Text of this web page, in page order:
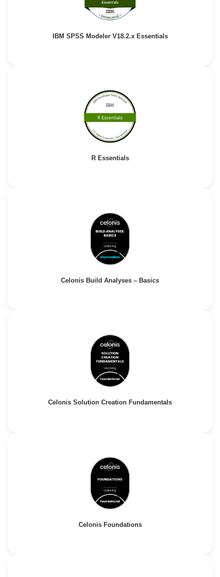
IBM SPSS Modeler V18.2.x Essentials
R Essentials
Celonis Build Analyses – Basics
Celonis Solution Creation Fundamentals
Celonis Foundations